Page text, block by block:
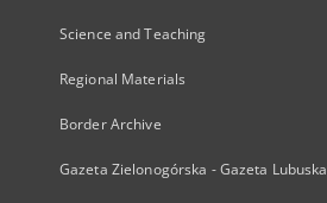
Science and Teaching
Regional Materials
Border Archive
Gazeta Zielonogórska - Gazeta Lubuska